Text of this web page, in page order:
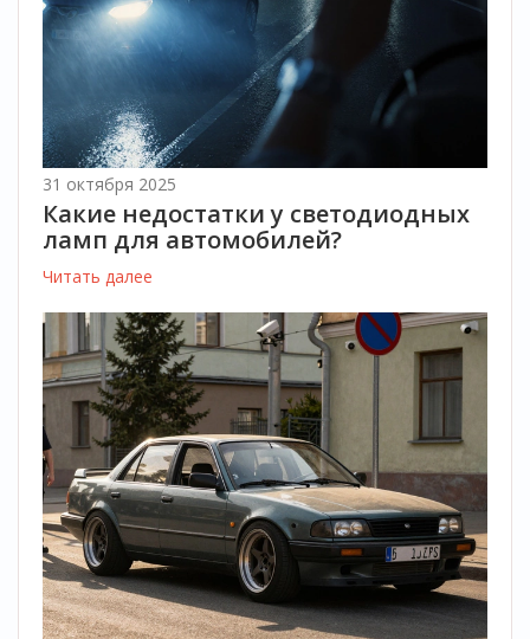
31 октября 2025
Какие недостатки у светодиодных
ламп для автомобилей?
Читать далее